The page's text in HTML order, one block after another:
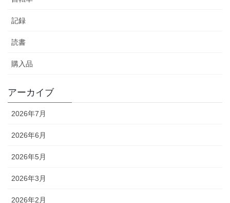
記録
読書
購入品
アーカイブ
2026年7月
2026年6月
2026年5月
2026年3月
2026年2月